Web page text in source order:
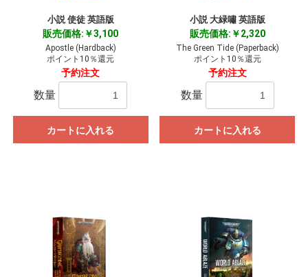
小説 使徒 英語版
販売価格:￥3,100
Apostle (Hardback)
ポイント10％還元
予約注文
数量
カートに入れる
小説 大緑嘯 英語版
販売価格:￥2,320
The Green Tide (Paperback)
ポイント10％還元
予約注文
数量
カートに入れる